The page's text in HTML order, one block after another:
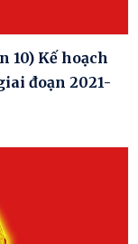
10) Kế hoạch
đoạn 2021-